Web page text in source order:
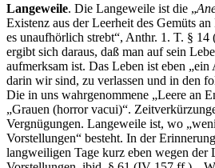
Langeweile. Die Langeweile ist die „
Existenz aus der Leerheit des Gemüts
es unaufhörlich strebt“, Anthr. 1. T. §
ergibt sich daraus, daß man auf sein
aufmerksam ist. Das Leben ist eben
darin wir sind, zu verlassen und in den
Die in uns wahrgenommene „Leere an
„Grauen (horror vacui)“.
Vergnügungen. Langeweile ist, wo
Vorstellungen“ besteht. In der
langweiligen Tage kurz eben wegen der